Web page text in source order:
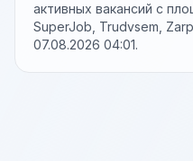
активных вакансий с
SuperJob, Trudvsem,
07.08.2026 04:01.